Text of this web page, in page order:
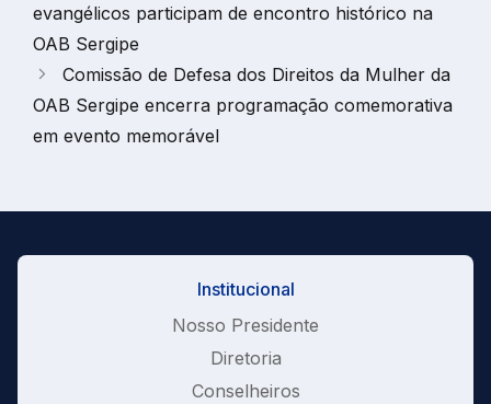
evangélicos participam de encontro histórico na
OAB Sergipe
Comissão de Defesa dos Direitos da Mulher da
OAB Sergipe encerra programação comemorativa
em evento memorável
Institucional
Nosso Presidente
Diretoria
Conselheiros